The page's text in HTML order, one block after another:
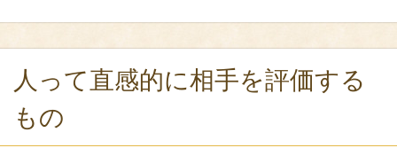
人って直感的に相手を評価する
もの